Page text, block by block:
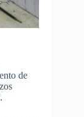
de